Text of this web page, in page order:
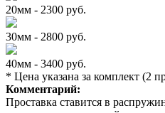
20мм - 2300 руб.
30мм - 2800 руб.
40мм - 3400 руб.
* Цена указана за комплект (2
Комментарий:
Проставка ставится в